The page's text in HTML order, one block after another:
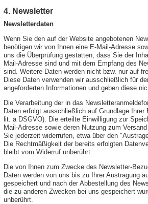
4. Newsletter
Newsletterdaten
Wenn Sie den auf der Website angebotenen
benötigen wir von Ihnen eine E-Mail-Adresse
uns die Überprüfung gestatten, dass Sie der
Mail-Adresse sind und mit dem Empfang des
sind. Weitere Daten werden nicht bzw. nur auf
Diese Daten verwenden wir ausschließlich für
angeforderten Informationen und geben diese
Die Verarbeitung der in das
Daten erfolgt ausschließlich auf Grundlage Ihrer
lit. a DSGVO). Die erteilte Einwilligung zur
Mail-Adresse sowie deren Nutzung zum
Sie jederzeit widerrufen, etwa über den
Die Rechtmäßigkeit der bereits erfolgten
bleibt vom Widerruf unberührt.
Die von Ihnen zum Zwecke des Newsletter-
Daten werden von uns bis zu Ihrer Austragung
gespeichert und nach der Abbestellung des
die zu anderen Zwecken bei uns gespeichert
unberührt.